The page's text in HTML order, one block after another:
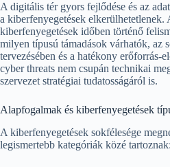
A digitális tér gyors fejlődése és az
a kiberfenyegetések elkerülhetetlenek.
kiberfenyegetések időben történő
milyen típusú támadások várhatók, az
tervezésében és a hatékony erőforrás-
cyber threats nem csupán technikai
szervezet stratégiai tudatosságáról is.
Alapfogalmak és kiberfenyegetések
A kiberfenyegetések sokfélesége
legismertebb kategóriák közé tartoznak: